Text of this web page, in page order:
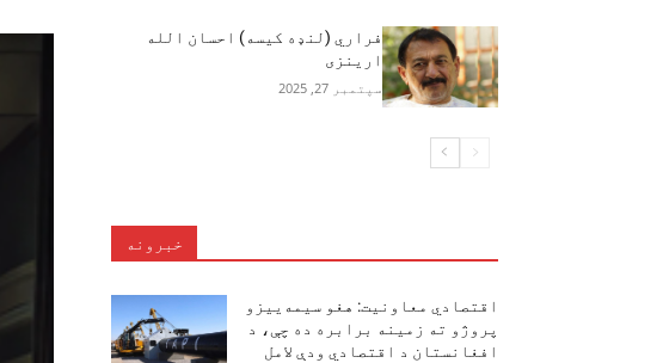
فراري (لنډه کیسه) احسان الله
ارینزی
سپتمبر 27, 2025
خبرونه
اقتصادي معاونیت: هغو سیمه‌ییزو
پروژو ته زمینه برابره ده چې، د
افغانستان د اقتصادي ودې لامل